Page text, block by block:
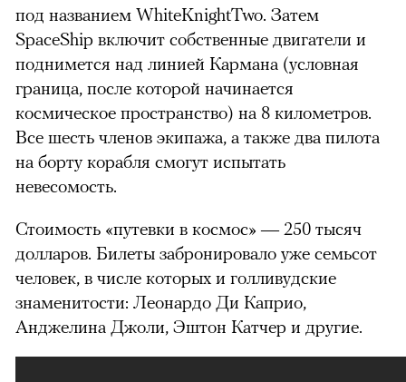
под названием WhiteKnightTwo. Затем
SpaceShip включит собственные двигатели и
поднимется над линией Кармана (условная
граница, после которой начинается
космическое пространство) на 8 километров.
Все шесть членов экипажа, а также два пилота
на борту корабля смогут испытать
невесомость.
Стоимость «путевки в космос» — 250 тысяч
долларов. Билеты забронировало уже семьсот
человек, в числе которых и голливудские
знаменитости: Леонардо Ди Каприо,
Анджелина Джоли, Эштон Катчер и другие.